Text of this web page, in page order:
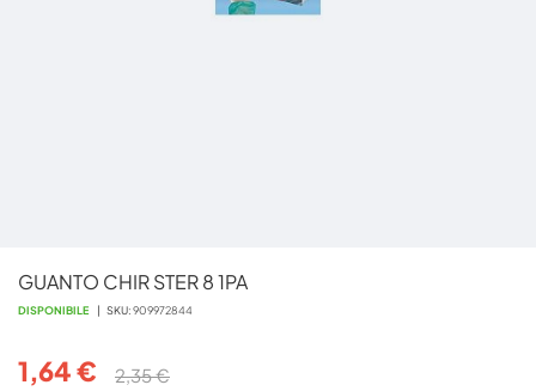
GUANTO CHIR STER 8 1PA
DISPONIBILE SKU 909972844
1,64 € 2,35 €
all'inizio
della
immagini